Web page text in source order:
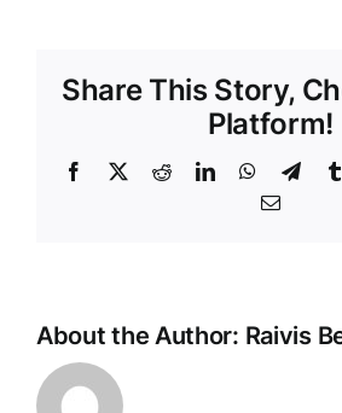
Share This Story,
Platform!
Facebook
X RedditLinkedInWhatsApp
E-
About the Author: Raivis